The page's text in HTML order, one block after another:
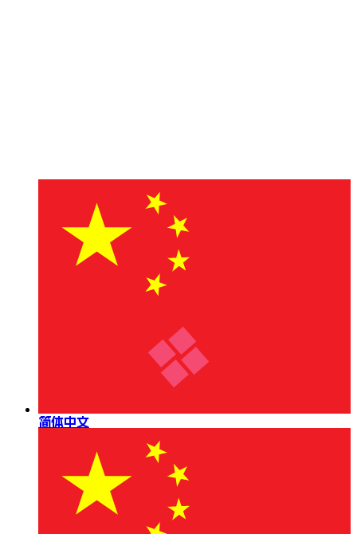
简体中文